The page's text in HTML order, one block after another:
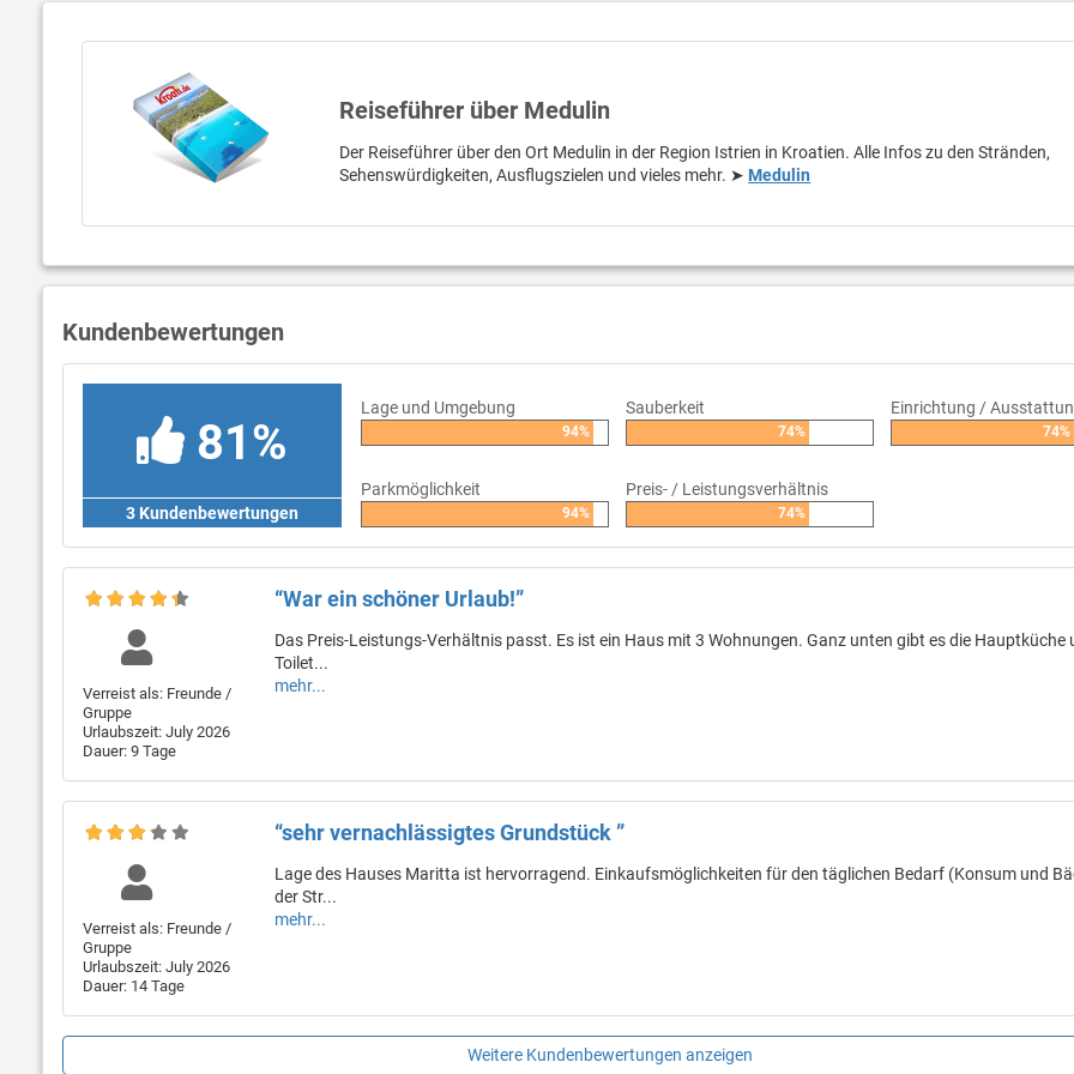
Reiseführer über Medulin
Der Reiseführer über den Ort Medulin in der Region Istrien in Kroatien. Alle Infos zu den Stränden,
Sehenswürdigkeiten, Ausflugszielen und vieles mehr. ➤ Medulin
Kundenbewertungen
81%
3 Kundenbewertungen
Lage und Umgebung
94%
Sauberkeit
74%
Einrichtung /
74%
Parkmöglichkeit
94%
Preis- / Leistungsverhältnis
74%
Verreist als: Freunde /
Gruppe
Urlaubszeit: July 2026
Dauer: 9 Tage
“War ein schöner Urlaub!”
Das Preis-Leistungs-Verhältnis passt. Es ist ein Haus mit 3 Wohnungen. Ganz unten gibt es die Hauptküche
Toilet...
mehr...
Verreist als: Freunde /
Gruppe
Urlaubszeit: July 2026
Dauer: 14 Tage
“sehr vernachlässigtes Grundstück ”
Lage des Hauses Maritta ist hervorragend. Einkaufsmöglichkeiten für den täglichen Bedarf (Konsum und
der Str...
mehr...
Weitere Kundenbewertungen anzeigen